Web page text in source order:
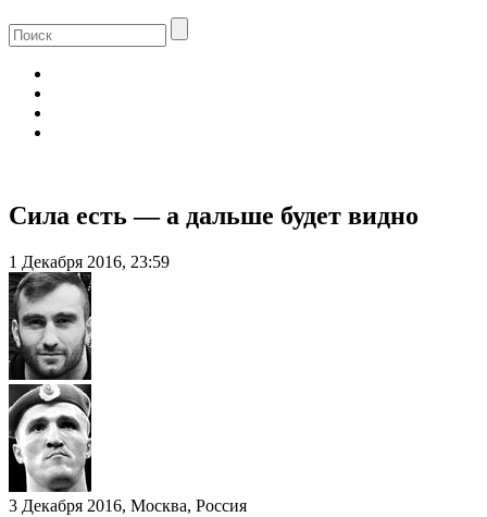
Сила есть — а дальше будет видно
1 Декабря 2016, 23:59
3 Декабря 2016, Москва, Россия